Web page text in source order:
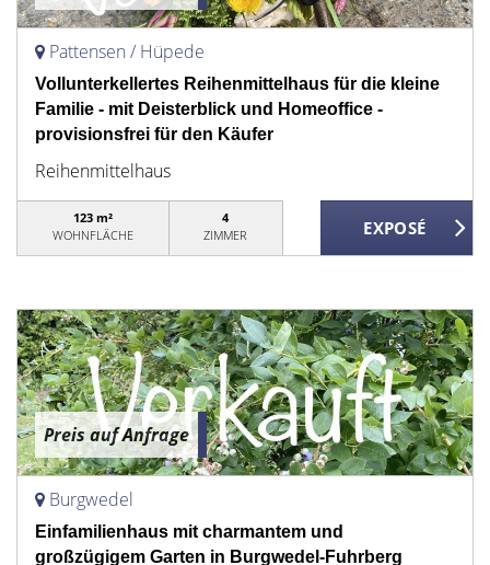
Pattensen / Hüpede
Vollunterkellertes Reihenmittelhaus für die kleine
Familie - mit Deisterblick und Homeoffice -
provisionsfrei für den Käufer
Reihenmittelhaus
123 m²
WOHNFLÄCHE
4
ZIMMER
Preis auf Anfrage
Burgwedel
Einfamilienhaus mit charmantem und
großzügigem Garten in Burgwedel-Fuhrberg